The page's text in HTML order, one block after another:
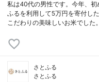
私は40代の男性です。今年、
ふるを利用して5万円を寄付し
こだわりの美味しいお米でした
さとふる
さとふる